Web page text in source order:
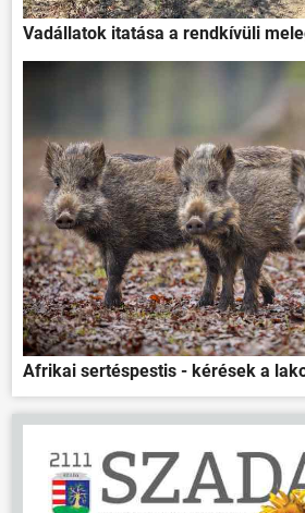
Vadállatok itatása a rendkívüli
Afrikai sertéspestis - kérések a